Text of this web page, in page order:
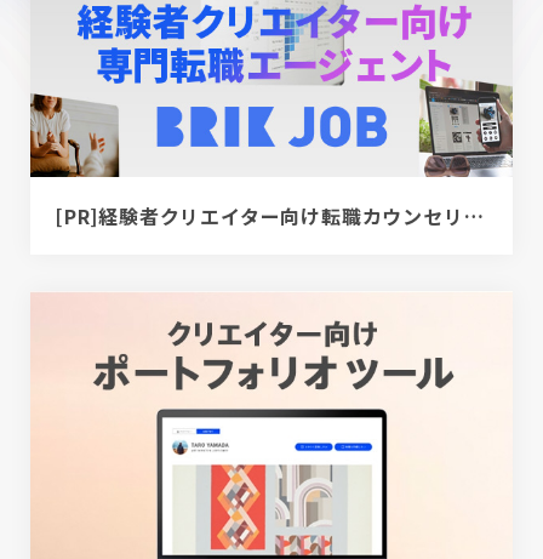
[PR]経験者クリエイター向け転職カウンセリング｜デザイナー / ディレクター / エンジニア